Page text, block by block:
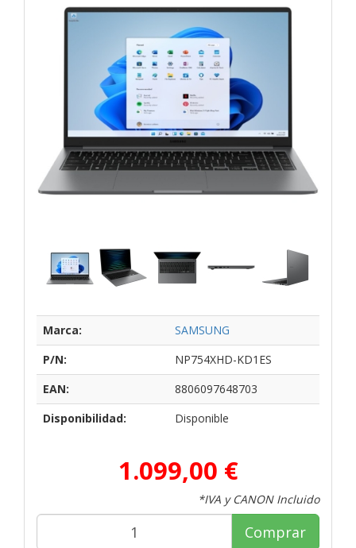
Marca:
SAMSUNG
P/N:
NP754XHD-KD1ES
EAN:
8806097648703
Disponibilidad:
Disponible
1.099,00 €
*IVA y CANON Incluido
Comprar